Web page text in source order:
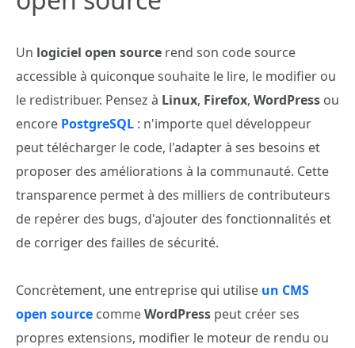
Un logiciel open source rend son code source
accessible à quiconque souhaite le lire, le modifier ou
le redistribuer. Pensez à Linux, Firefox, WordPress ou
encore PostgreSQL : n'importe quel développeur
peut télécharger le code, l'adapter à ses besoins et
proposer des améliorations à la communauté. Cette
transparence permet à des milliers de contributeurs
de repérer des bugs, d'ajouter des fonctionnalités et
de corriger des failles de sécurité.
Concrètement, une entreprise qui utilise un CMS
open source commeWordPress peut créer ses
propres extensions, modifier le moteur de rendu ou